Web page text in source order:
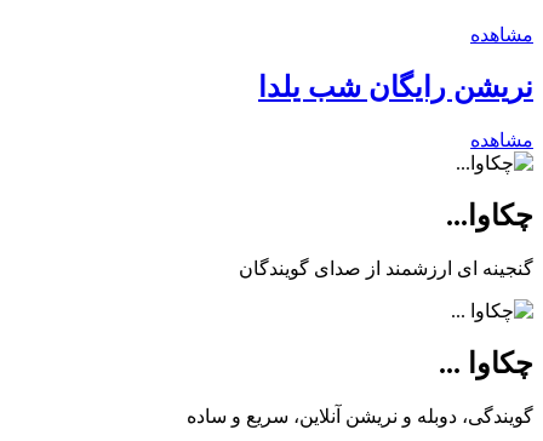
مشاهده
نریشن رایگان شب یلدا
مشاهده
چکاوا...
گنجینه ای ارزشمند از صدای گویندگان
چکاوا ...
گویندگی، دوبله و نریشن آنلاین، سریع و ساده